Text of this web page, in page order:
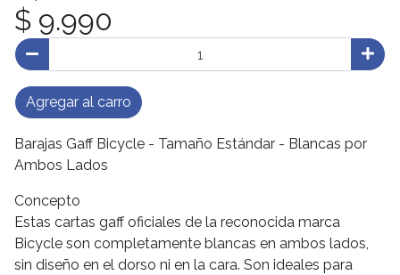
$ 9.990
Agregar al carro
Barajas Gaff Bicycle - Tamaño Estándar - Blancas por
Ambos Lados
Concepto
Estas cartas gaff oficiales de la reconocida marca
Bicycle son completamente blancas en ambos lados,
sin diseño en el dorso ni en la cara. Son ideales para